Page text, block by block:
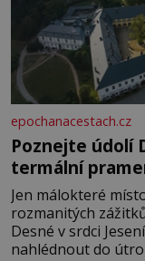
epochanacestach.cz
Poznejte údolí
termální
Jen málokteré
rozmanitých
Desné v srdci
nahlédnout do